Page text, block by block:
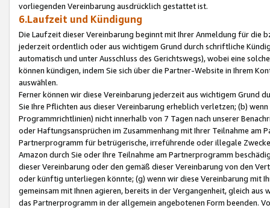
vorliegenden Vereinbarung ausdrücklich gestattet ist.
6.Laufzeit und Kündigung
Die Laufzeit dieser Vereinbarung beginnt mit Ihrer Anmeldung für die
jederzeit ordentlich oder aus wichtigem Grund durch schriftliche
automatisch und unter Ausschluss des Gerichtswegs), wobei eine
können kündigen, indem Sie sich über die Partner-Website in Ihrem
auswählen.
Ferner können wir diese Vereinbarung jederzeit aus wichtigem Grund
Sie Ihre Pflichten aus dieser Vereinbarung erheblich verletzen; (b)
Programmrichtlinien) nicht innerhalb von 7 Tagen nach unserer
oder Haftungsansprüchen im Zusammenhang mit Ihrer Teilnahme am
Partnerprogramm für betrügerische, irreführende oder illegale
Amazon durch Sie oder Ihre Teilnahme am Partnerprogramm
dieser Vereinbarung oder den gemäß dieser Vereinbarung von den
oder künftig unterliegen könnte; (g) wenn wir diese Vereinbarung mit
gemeinsam mit Ihnen agieren, bereits in der Vergangenheit, gleich
das Partnerprogramm in der allgemein angebotenen Form beenden.